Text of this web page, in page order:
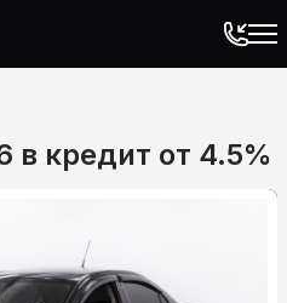
в кредит от 4.5%